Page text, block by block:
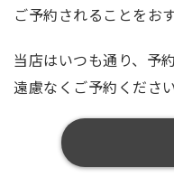
ご予約されることをお
当店はいつも通り、予
遠慮なくご予約ください